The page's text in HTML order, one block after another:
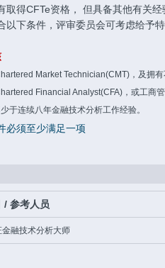
取得CFTe资格， 但具备其他有关
以下条件，评审委员会可考虑给予特
Market Technician(CMT)，及拥
Financial Analyst(CFA)，或工商
于连续八年金融技术分析工作经验。
必须至少满足一项
/ 参考人员
金融技术分析大师